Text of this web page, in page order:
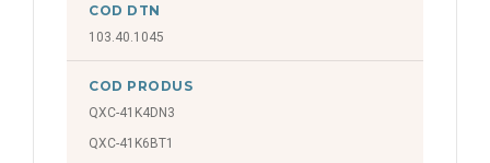
COD DTN
103.40.1045
COD PRODUS
QXC-41K4DN3
QXC-41K6BT1